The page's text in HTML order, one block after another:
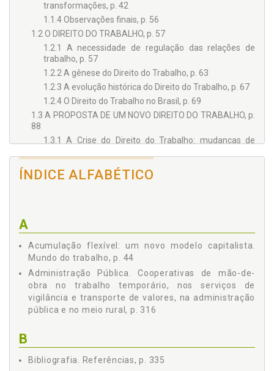
transformações, p. 42
1.1.4 Observações finais, p. 56
1.2 O DIREITO DO TRABALHO, p. 57
1.2.1 A necessidade de regulação das relações de
trabalho, p. 57
1.2.2 A gênese do Direito do Trabalho, p. 63
1.2.3 A evolução histórica do Direito do Trabalho, p. 67
1.2.4 O Direito do Trabalho no Brasil, p. 69
1.3 A PROPOSTA DE UM NOVO DIREITO DO TRABALHO, p.
88
1.3.1 A Crise do Direito do Trabalho: mudanças de
1.3.2 A Proposta Neoliberal para o ´Novo´ Direito do
Trabalho, p. 91
NOVA ORDEM ECONÔMICA, p. 104
1.4.1 A relação de emprego, p. 104
1.4.2 A figura do trabalhador ´empregado´, p. 107
1.4.3 O empregador: o poder diretivo patronal, p. 114
1.4.4 As relações de trabalho na moderna economia
globalizada, p. 116
2.1.1 O movimento cooperativista: nota histórica, p.
122
ÍNDICE ALFABÉTICO
A
Acumulação flexível: um novo modelo capitalista.
Mundo do trabalho, p. 44
Administração Pública. Cooperativas de mão-de-
obra no trabalho temporário, nos serviços de
vigilância e transporte de valores, na administração
pública e no meio rural, p. 316
B
Bibliografia. Referências, p. 335